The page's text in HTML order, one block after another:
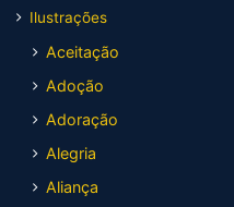
Ilustrações
Aceitação
Adoção
Adoração
Alegria
Aliança